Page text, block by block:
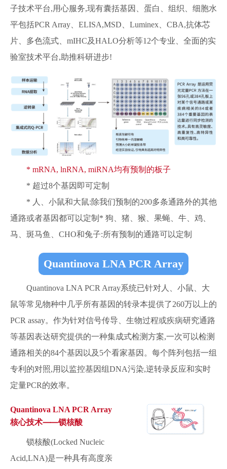
子技术平台,用心服务,现有囊括基因、蛋白、组织、细胞水
平包括PCR Array、ELISA,MSD、Luminex、CBA,抗体芯
片、多色流式、mIHC及HALO分析等12个专业、全面的实
验室技术平台,助推科研进步!
* mRNA, lnRNA, miRNA均有预制的板子
* 超过8个基因即可定制
* 人、小鼠和大鼠:除我们预制的200多条通路外的其他
通路或者基因都可以定制* 狗、猪、猴、果蝇、牛、鸡、
马、斑马鱼、CHO和兔子:所有预制的通路可以定制
Quantinova LNA PCR Array
Quantinova LNA PCR Array系统已针对人、小鼠、大
鼠等常见物种中几乎所有基因的转录本提供了260万以上的
PCR assay。作为针对信号传导、生物过程或疾病研究通路
等基因表达研究提供的一种集成式检测方案,一次可以检测
通路相关的84个基因以及5个看家基因。每个阵列包括一组
专利的对照,用以监控基因组DNA污染,逆转录反应和实时
定量PCR的效率。
Quantinova LNA PCR Array
核心技术⸺锁核酸
锁核酸(Locked Nucleic
Acid,LNA)是一种具有高度亲